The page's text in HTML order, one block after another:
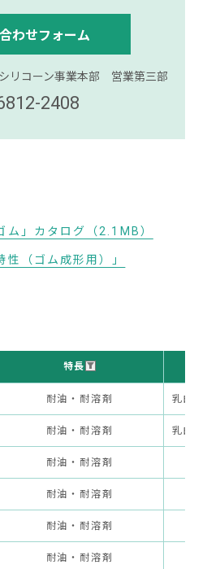
わせフォーム
リコーン事業本部 営業第三部
2408
ム」カタログ（2.1MB）
性（ゴム成形用）」
特長
耐油・耐溶剤 乳白
耐油・耐溶剤 乳白
耐油・耐溶剤
耐油・耐溶剤
耐油・耐溶剤
耐油・耐溶剤